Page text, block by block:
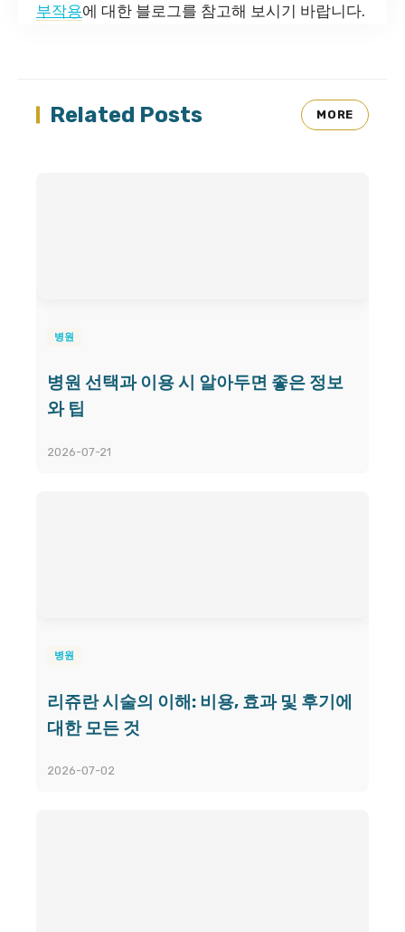
부작용에 대한 블로그를 참고해 보시기 바랍니다.
Related Posts MORE
병원
병원 선택과 이용 시 알아두면 좋은 정보
와 팁
2026-07-21
병원
리쥬란 시술의 이해: 비용, 효과 및 후기에
대한 모든 것
2026-07-02